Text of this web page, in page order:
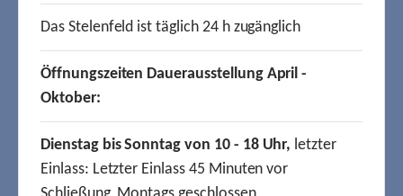
Das Stelenfeld ist täglich 24 h zugänglich
Öffnungszeiten Dauerausstellung April -
Oktober:
Dienstag bis Sonntag von 10 - 18 Uhr, letzter
Einlass: Letzter Einlass 45 Minuten vor